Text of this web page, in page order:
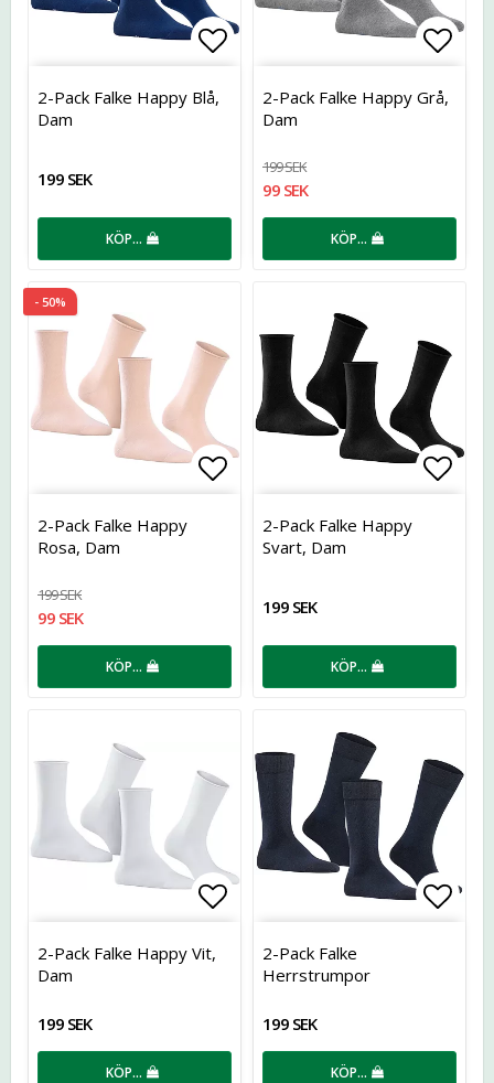
Lägg till i favoritlistan
2-Pack Falke Happy Blå,
Dam
199 SEK
KÖP…
2-Pack Falke Happy Grå,
Dam
199 SEK
99 SEK
KÖP…
- 50%
Lägg till i favoritlistan
2-Pack Falke Happy
Rosa, Dam
199 SEK
99 SEK
KÖP…
2-Pack Falke Happy
Svart, Dam
199 SEK
KÖP…
Lägg till i favoritlistan
2-Pack Falke Happy Vit,
Dam
199 SEK
KÖP…
2-Pack Falke
Herrstrumpor
199 SEK
KÖP…